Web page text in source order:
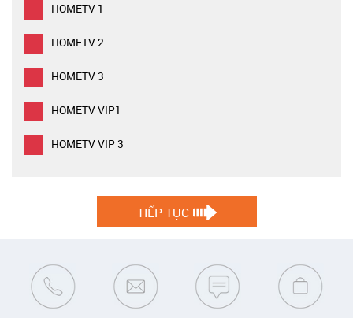
HOMETV 1
HOMETV 2
HOMETV 3
HOMETV VIP1
HOMETV VIP 3
TIẾP TỤC